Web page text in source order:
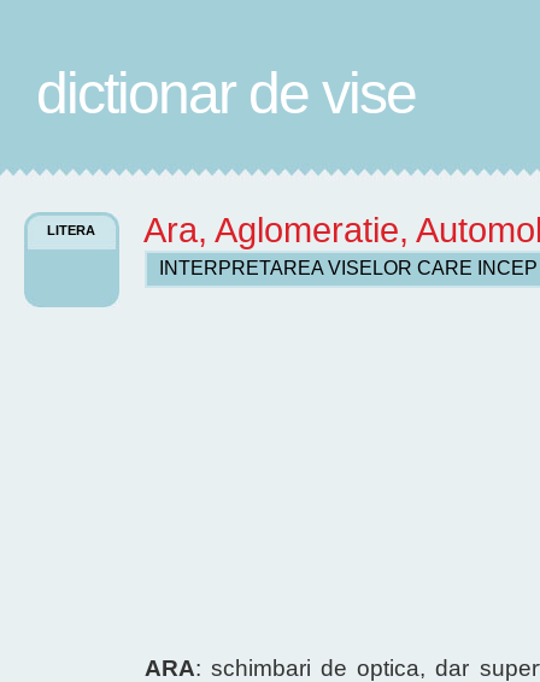
dictionar de vise
LITERA Ara, Aglomeratie,
INTERPRETAREA VISELOR CARE
ARA: schimbari de optica, dar